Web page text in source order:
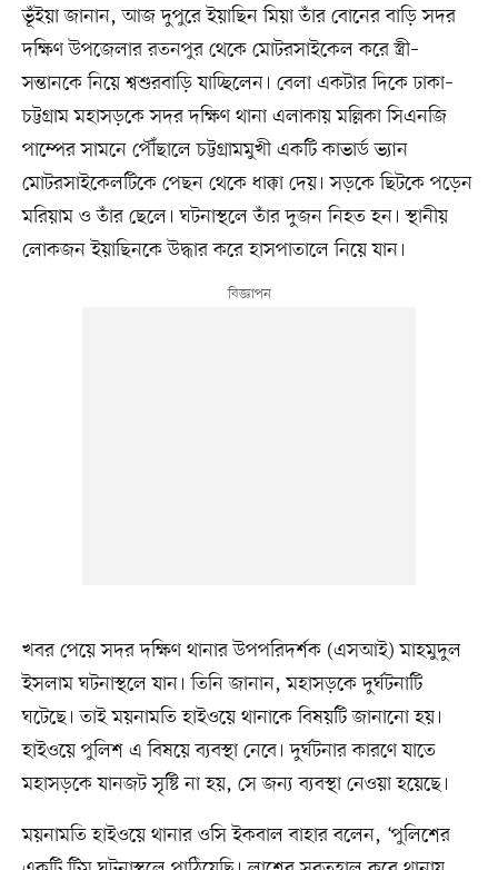
ভূঁইয়া জানান, আজ দুপুরে ইয়াছিন মিয়া তাঁর বোনের বাড়ি সদর
দক্ষিণ উপজেলার রতনপুর থেকে মোটরসাইকেল করে স্ত্রী–
সন্তানকে নিয়ে শ্বশুরবাড়ি যাচ্ছিলেন। বেলা একটার দিকে ঢাকা–
চট্টগ্রাম মহাসড়কে সদর দক্ষিণ থানা এলাকায় মল্লিকা সিএনজি
পাম্পের সামনে পৌঁছালে চট্টগ্রামমুখী একটি কাভার্ড ভ্যান
মোটরসাইকেলটিকে পেছন থেকে ধাক্কা দেয়। সড়কে ছিটকে পড়েন
মরিয়াম ও তাঁর ছেলে। ঘটনাস্থলে তাঁর দুজন নিহত হন। স্থানীয়
লোকজন ইয়াছিনকে উদ্ধার করে হাসপাতালে নিয়ে যান।
খবর পেয়ে সদর দক্ষিণ থানার উপপরিদর্শক (এসআই) মাহমুদুল
ইসলাম ঘটনাস্থলে যান। তিনি জানান, মহাসড়কে দুর্ঘটনাটি
ঘটেছে। তাই ময়নামতি হাইওয়ে থানাকে বিষয়টি জানানো হয়।
হাইওয়ে পুলিশ এ বিষয়ে ব্যবস্থা নেবে। দুর্ঘটনার কারণে যাতে
মহাসড়কে যানজট সৃষ্টি না হয়, সে জন্য ব্যবস্থা নেওয়া হয়েছে।
ময়নামতি হাইওয়ে থানার ওসি ইকবাল বাহার বলেন, ‘পুলিশের